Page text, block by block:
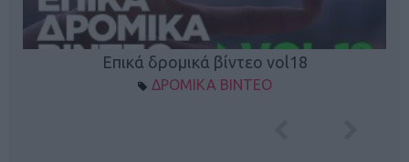
Επικά δρομικά βίντεο vol18
ΔΡΟΜΙΚΑ ΒΙΝΤΕΟ